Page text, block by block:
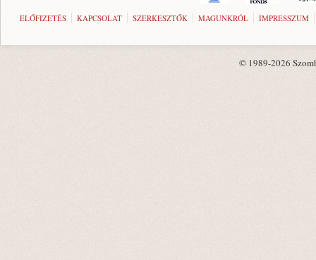
ELŐFIZETÉS KAPCSOLAT SZERKESZTŐK MAGUNKRÓL IMPRESSZUM
© 1989-2026